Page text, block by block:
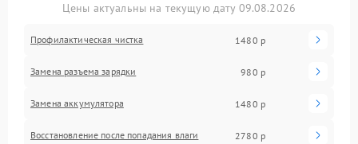
Цены актуальны на текущую дату 09.08.2026
Профилактическая чистка 1480 р
Замена разъема зарядки 980 р
Замена аккумулятора 1480 р
Восстановление после попадания влаги 2780 р